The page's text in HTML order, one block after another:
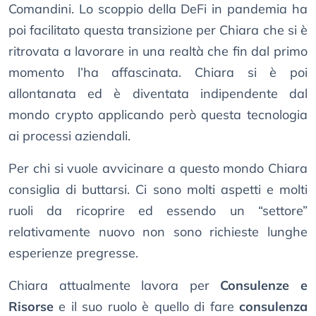
Comandini. Lo scoppio della DeFi in pandemia ha
poi facilitato questa transizione per Chiara che si è
ritrovata a lavorare in una realtà che fin dal primo
momento l’ha affascinata. Chiara si è poi
allontanata ed è diventata indipendente dal
mondo crypto applicando però questa tecnologia
ai processi aziendali.
Per chi si vuole avvicinare a questo mondo Chiara
consiglia di buttarsi. Ci sono molti aspetti e molti
ruoli da ricoprire ed essendo un “settore”
relativamente nuovo non sono richieste lunghe
esperienze pregresse.
Chiara attualmente lavora per Consulenze e
Risorse e il suo ruolo è quello di fare consulenza